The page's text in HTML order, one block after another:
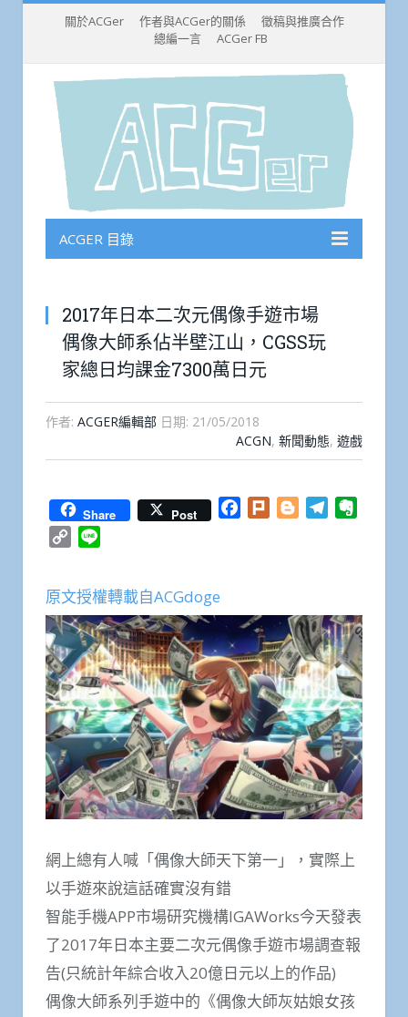
關於ACGer 作者與ACGer的關係
徵稿與推廣合作
總編一言
ACGer FB
ACGER 目錄
2017年日本二次元偶像手遊市場
偶像大師系佔半壁江山，CGSS玩
家總日均課金7300萬日元
作者: ACGER編輯部 日期: 21/05/2018
ACGN, 新聞動態, 遊戲
Share Post Facebook
Plurk BloggerTelegram
Copy
原文授權轉載自ACGdoge
網上總有人喊「偶像大師天下第一」，實際上
以手遊來說這話確實沒有錯
智能手機APP市場研究機構IGAWorks今天發表
了2017年日本主要二次元偶像手遊市場調查報
告(只統計年綜合收入20億日元以上的作品)
偶像大師系列手遊中的《偶像大師灰姑娘女孩